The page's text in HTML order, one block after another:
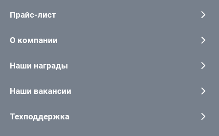
Прайс-лист
О компании
Наши награды
Наши вакансии
Техподдержка